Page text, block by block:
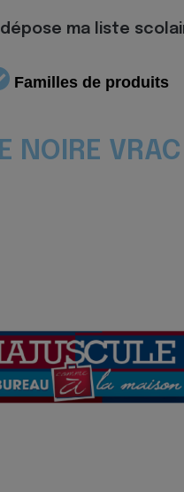
ma liste
Familles de produits
NOIRE VRAC